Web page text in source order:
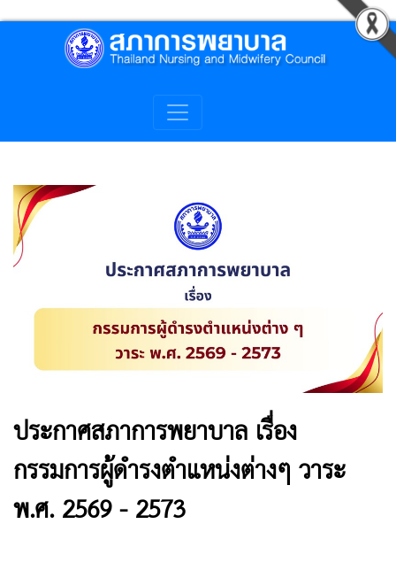
ประกาศสภาการพยาบาล เรื่อง
กรรมการผู้ดำรงตำแหน่งต่างๆ วาระ
พ.ศ. 2569 - 2573